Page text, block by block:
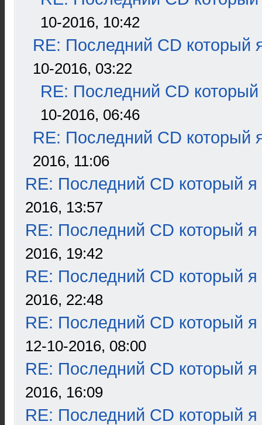
10-2016, 10:42
RE: Последний CD который
10-2016, 03:22
RE: Последний CD который
10-2016, 06:46
RE: Последний CD который
2016, 11:06
RE: Последний CD который я
2016, 13:57
RE: Последний CD который я
2016, 19:42
RE: Последний CD который я
2016, 22:48
RE: Последний CD который я
12-10-2016, 08:00
RE: Последний CD который я
2016, 16:09
RE: Последний CD который я